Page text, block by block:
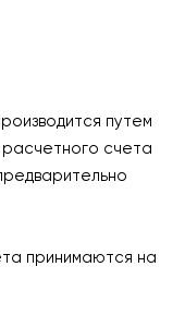
путем
счета
принимаются на